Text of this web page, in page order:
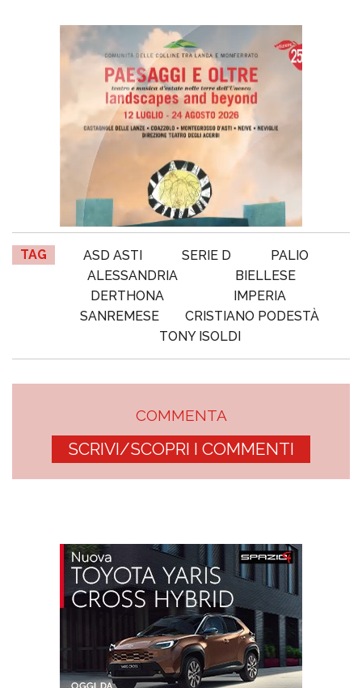
TAG ASD ASTI SERIE D
PALIO
ALESSANDRIA
BIELLESE
DERTHONA
IMPERIA
SANREMESE
CRISTIANO PODESTÀ
TONY ISOLDI
COMMENTA
SCRIVI/SCOPRI I COMMENTI